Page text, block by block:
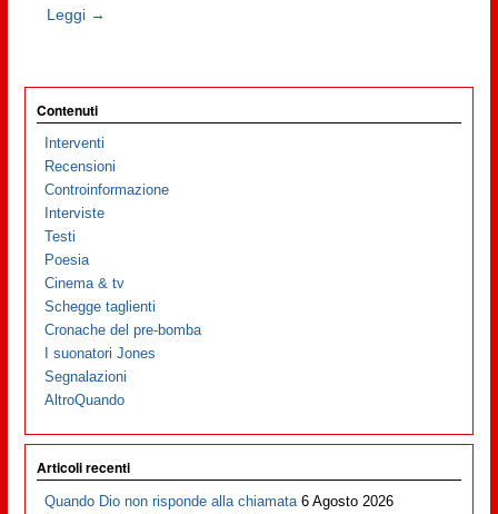
Leggi →
Contenuti
Interventi
Recensioni
Controinformazione
Interviste
Testi
Poesia
Cinema & tv
Schegge taglienti
Cronache del pre-bomba
I suonatori Jones
Segnalazioni
AltroQuando
Articoli recenti
Quando Dio non risponde alla chiamata 6 Agosto 2026